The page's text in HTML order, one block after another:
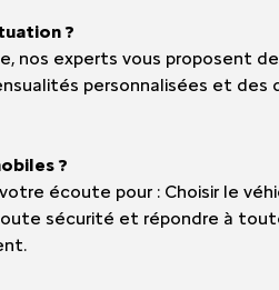
?
nos experts vous proposent
personnalisées et des
?
écoute pour : Choisir le
sécurité et répondre à